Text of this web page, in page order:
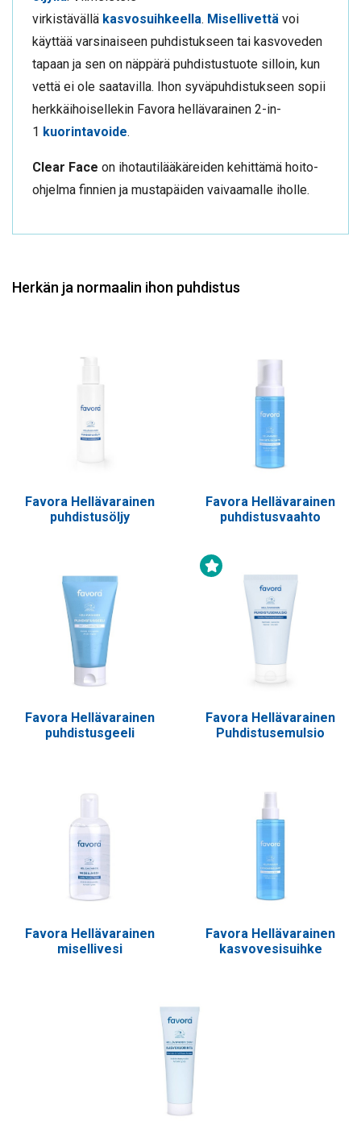
virkistävällä kasvosuihkeella. Misellivettä voi
käyttää varsinaiseen puhdistukseen tai kasvoveden
tapaan ja sen on näppärä puhdistustuote silloin, kun
vettä ei ole saatavilla. Ihon syväpuhdistukseen sopii
herkkäihoisellekin Favora hellävarainen 2-in-
1 kuorintavoide.
Clear Face on ihotautilääkäreiden kehittämä hoito-
ohjelma finnien ja mustapäiden vaivaamalle iholle.
Herkän ja normaalin ihon puhdistus
Favora Hellävarainen
puhdistusöljy
Favora Hellävarainen
puhdistusvaahto
Favora Hellävarainen
puhdistusgeeli
Favora Hellävarainen
Puhdistusemulsio
Favora Hellävarainen
misellivesi
Favora Hellävarainen
kasvovesisuihke